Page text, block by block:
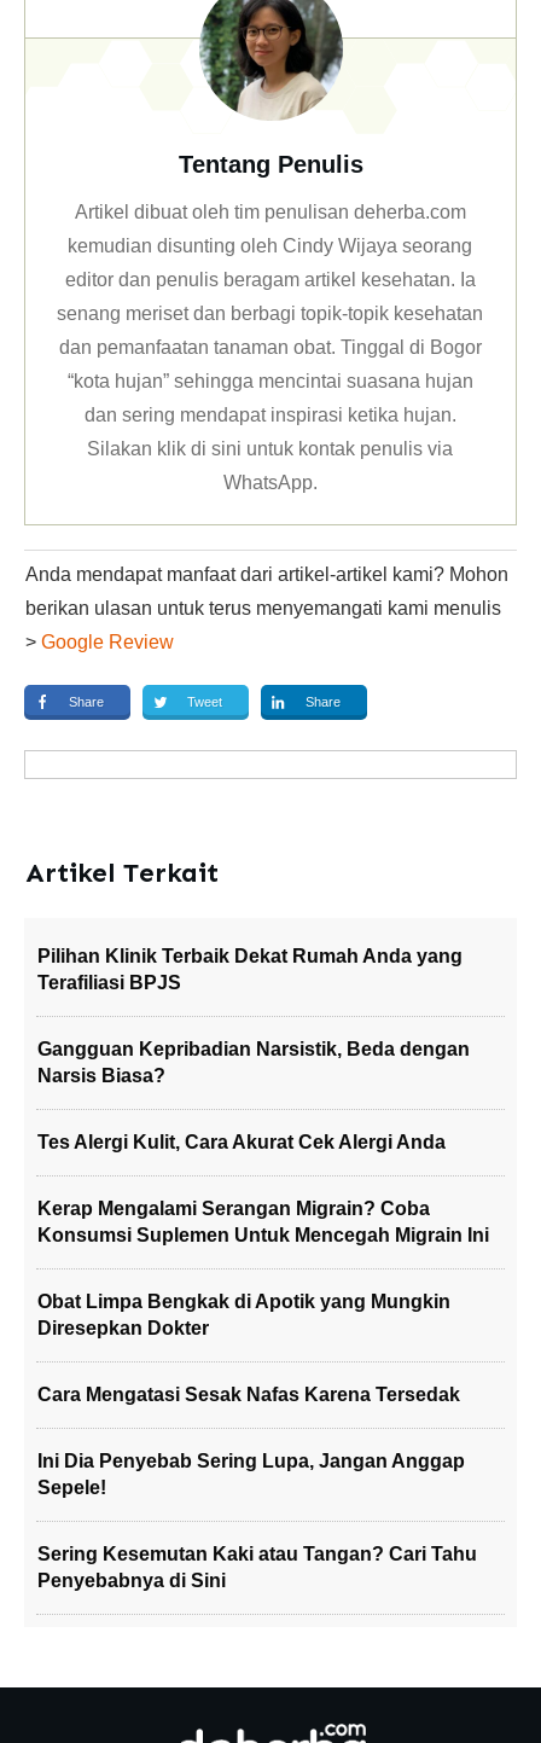
Tentang Penulis
Artikel dibuat oleh tim penulisan deherba.com
kemudian disunting oleh Cindy Wijaya seorang
editor dan penulis beragam artikel kesehatan. Ia
senang meriset dan berbagi topik-topik kesehatan
dan pemanfaatan tanaman obat. Tinggal di Bogor
“kota hujan” sehingga mencintai suasana hujan
dan sering mendapat inspirasi ketika hujan.
Silakan klikdi sini untuk kontak penulis via
WhatsApp.
Anda mendapat manfaat dari artikel-artikel kami? Mohon
berikan ulasan untuk terus menyemangati kami menulis
> Google Review
Share Tweet Share
Artikel Terkait
Pilihan Klinik Terbaik Dekat Rumah Anda yang
Terafiliasi BPJS
Gangguan Kepribadian Narsistik, Beda dengan
Narsis Biasa?
Tes Alergi Kulit, Cara Akurat Cek Alergi Anda
Kerap Mengalami Serangan Migrain? Coba
Konsumsi Suplemen Untuk Mencegah Migrain Ini
Obat Limpa Bengkak di Apotik yang Mungkin
Diresepkan Dokter
Cara Mengatasi Sesak Nafas Karena Tersedak
Ini Dia Penyebab Sering Lupa, Jangan Anggap
Sepele!
Sering Kesemutan Kaki atau Tangan? Cari Tahu
Penyebabnya di Sini